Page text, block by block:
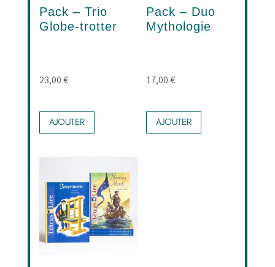
Pack – Trio
Globe-trotter
23,00 €
AJOUTER
Pack – Duo
Mythologie
17,00€
AJOUTER